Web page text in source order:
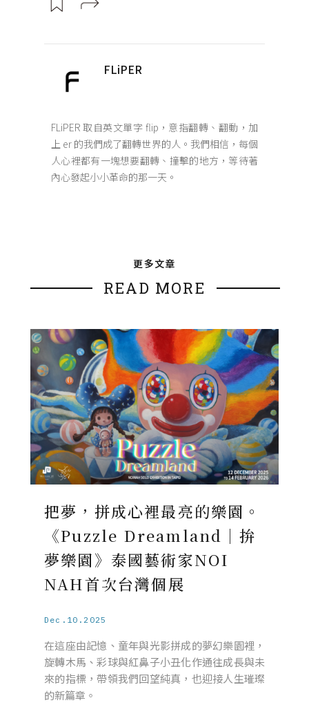
FLiPER
FLiPER 取自英文單字 flip，意指翻轉、翻動，加
上 er 的我們成了翻轉世界的人。我們相信，每個
人心裡都有一塊想要翻轉、撞擊的地方，等待著
內心發起小小革命的那一天。
更多文章
READ MORE
把夢，拼成心裡最亮的樂園。
《Puzzle Dreamland｜拚
夢樂園》泰國藝術家NOI
NAH首次台灣個展
Dec.10.2025
在這座由記憶、童年與光影拼成的夢幻樂園裡，
旋轉木馬、彩球與紅鼻子小丑化作通往成長與未
來的指標，帶領我們回望純真，也迎接人生璀璨
的新篇章。